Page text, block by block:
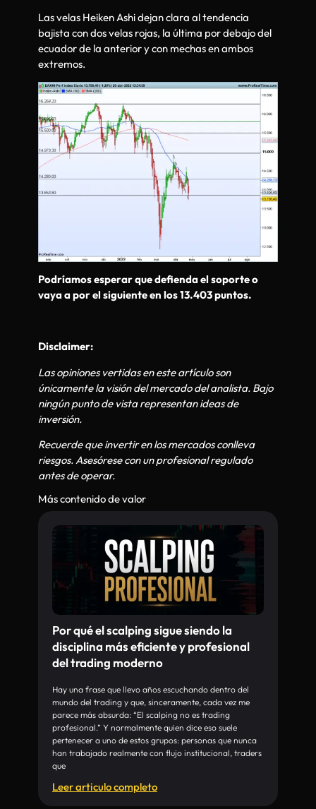
Las velas Heiken Ashi dejan clara al tendencia
bajista con dos velas rojas, la última por debajo del
ecuador de la anterior y con mechas en ambos
extremos.
Podríamos esperar que defienda el soporte o
vaya a por el siguiente en los 13.403 puntos.
Disclaimer:
Las opiniones vertidas en este artículo son
únicamente la visión del mercado del analista. Bajo
ningún punto de vista representan ideas de
inversión.
Recuerde que invertir en los mercados conlleva
riesgos. Asesórese con un profesional regulado
antes de operar.
Más contenido de valor
Por qué el scalping sigue siendo la
disciplina más eficiente y profesional
del trading moderno
Hay una frase que llevo años escuchando dentro del
mundo del trading y que, sinceramente, cada vez me
parece más absurda: “El scalping no es trading
profesional.” Y normalmente quien dice eso suele
pertenecer a uno de estos grupos: personas que nunca
han trabajado realmente con flujo institucional, traders
que
Leer articulo completo